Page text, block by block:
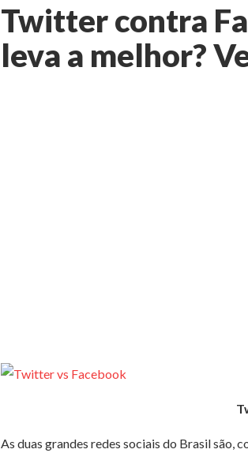
Twitter contra
leva a melhor?
As duas grandes redes sociais do Brasil são,